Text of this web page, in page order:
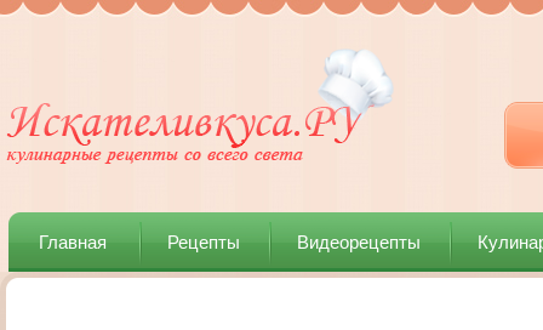
Главная Рецепты Видеорецепты